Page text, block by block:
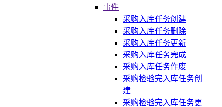
事件
采购入库任务创建
采购入库任务删除
采购入库任务更新
采购入库任务完成
采购入库任务作废
采购检验完入库任务创
建
采购检验完入库任务更